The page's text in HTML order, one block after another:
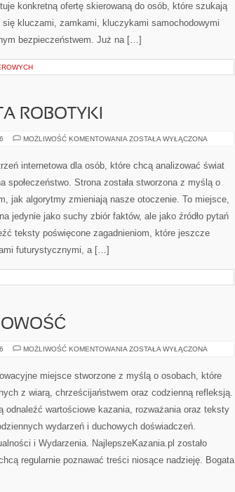
konkretną ofertę skierowaną do osób, które szukają
kluczami, zamkami, kluczykami samochodowymi
bezpieczeństwem. Już na […]
ROBOTYKI
MOŻLIWOŚĆ KOMENTOWANIA NOWINKI
ROBOTYKI
ZOSTAŁA WYŁĄCZONA
internetowa dla osób, które chcą analizować świat
społeczeństwo. Strona została stworzona z myślą o
jak algorytmy zmieniają nasze otoczenie. To miejsce,
jedynie jako suchy zbiór faktów, ale jako źródło pytań
teksty poświęcone zagadnieniom, które jeszcze
futurystycznymi, a […]
MOŻLIWOŚĆ KOMENTOWANIA MODLITWA
ZOSTAŁA WYŁĄCZONA
miejsce stworzone z myślą o osobach, które
z wiarą, chrześcijaństwem oraz codzienną refleksją.
odnaleźć wartościowe kazania, rozważania oraz teksty
wydarzeń i duchowych doświadczeń.
i Wydarzenia. NajlepszeKazania.pl zostało
regularnie poznawać treści niosące nadzieję. Bogata